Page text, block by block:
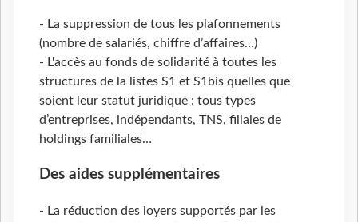
- La suppression de tous les plafonnements
(nombre de salariés, chiffre d’affaires…)
- L'accès au fonds de solidarité à toutes les
structures de la listes S1 et S1bis quelles que
soient leur statut juridique : tous types
d’entreprises, indépendants, TNS, filiales de
holdings familiales…
Des aides supplémentaires
- La réduction des loyers supportés par les